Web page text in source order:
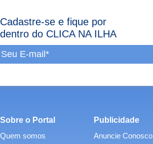
Cadastre-se e fique por
dentro do CLICA NA ILHA
Sobre o Portal
Quem somos
Publicidade
Anuncie Conosco